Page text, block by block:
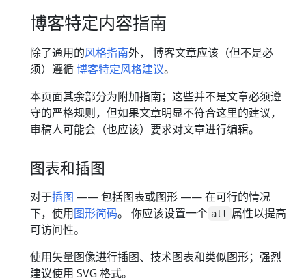
博客特定内容指南
除了通用的风格指南外， 博客文章应该（但不是必
须）遵循博客特定风格建议。
本页面其余部分为附加指南；这些并不是文章必须遵
守的严格规则，但如果文章明显不符合这里的建议，
审稿人可能会（也应该）要求对文章进行编辑。
图表和插图
对于插图 —— 包括图表或图形 —— 在可行的情况
下，使用图形简码。 你应该设置一个 alt 属性以提高
可访问性。
使用矢量图像进行插图、技术图表和类似图形；强烈
建议使用 SVG 格式。